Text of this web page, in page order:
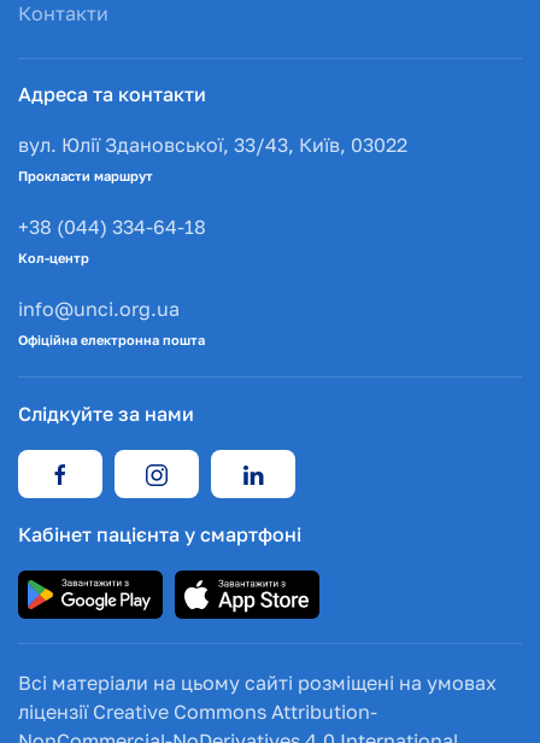
Контакти
Адреса та контакти
вул. Юлії Здановської, 33/43, Київ, 03022
Прокласти маршрут
+38 (044) 334-64-18
Кол-центр
info@unci.org.ua
Офіційна електронна пошта
Слідкуйте за нами
Кабінет пацієнта у смартфоні
Всі матеріали на цьому сайті розміщені на умовах
ліцензії Creative Commons Attribution-